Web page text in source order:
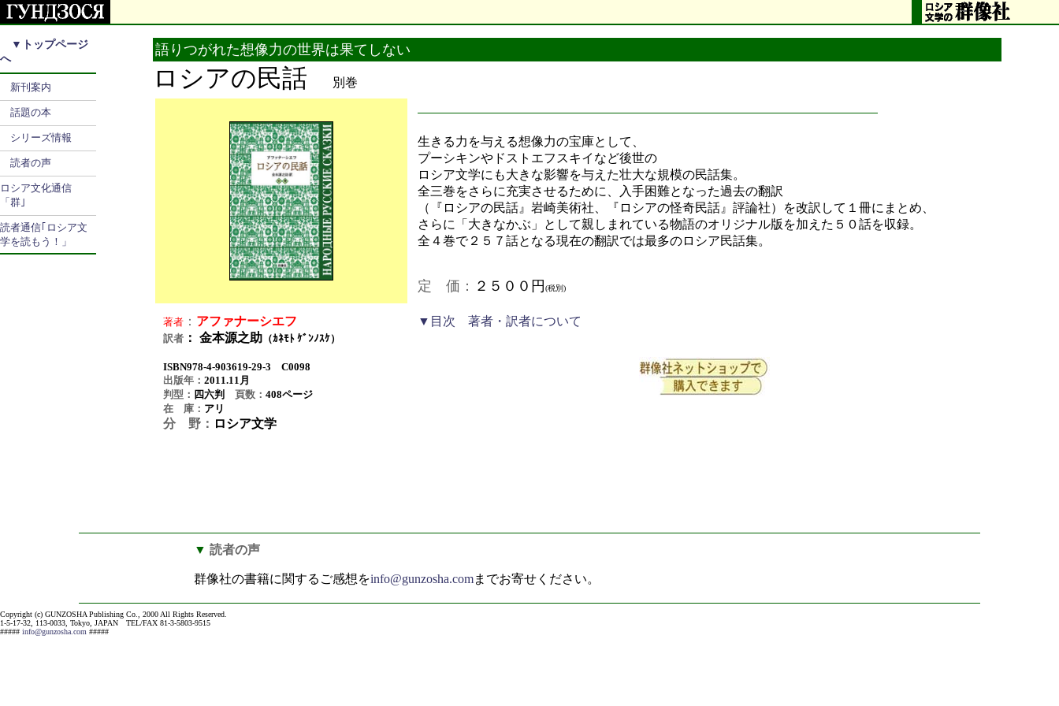
▼ トップページ
へ
新刊案内
話題の本
シリーズ情報
読者の声
ロシア文化通信
「群｣
読者通信｢ロシア文
学を読もう！」
語りつがれた想像力の世界は果てしない
ロシアの民話 別巻
生きる力を与える想像力の宝庫として、
プーシキンやドストエフスキイなど後世の
ロシア文学にも大きな影響を与えた壮大な規模の民話集。
全三巻をさらに充実させるために、入手困難となった過去の翻訳
（『ロシアの民話』岩崎美術社、『ロシアの怪奇民話』評論社）を改訳して１冊にまとめ、
さらに「大きなかぶ」として親しまれている物語のオリジナル版を加えた５０話を収録。
全４巻で２５７話となる現在の翻訳では最多のロシア民話集。
定 価： ２５００円 (税別)
著者： アファナーシエフ
訳者： 金本源之助 （ｶﾈﾓﾄ ｹﾞﾝﾉｽｹ）
ISBN978-4-903619-29-3 C0098
出版年： 2011.11月
判型： 四六判 頁数： 408ページ
在 庫： アリ
分 野： ロシア文学
▼目次 著者・訳者について
▼ 読者の声
群像社の書籍に関するご感想をinfo@gunzosha.comまでお寄せください。
Copyright (c) GUNZOSHA Publishing Co., 2000 All Rights Reserved.
1-5-17-32, 113-0033, Tokyo, JAPAN TEL/FAX 81-3-5803-9515
##### info@gunzosha.com #####